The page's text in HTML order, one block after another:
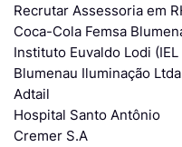
Recrutar Assessoria em
Coca-Cola Femsa
Instituto Euvaldo Lodi (IEL
Blumenau Iluminação
Adtail
Hospital Santo Antônio
Cremer S.A